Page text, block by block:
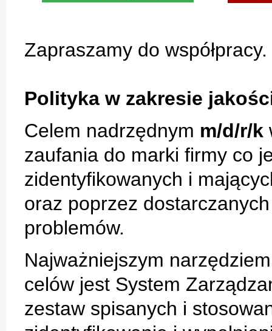
Zapraszamy do współpracy.
Polityka w zakresie
Celem nadrzędnym m/d/r/k
zaufania do marki firmy co
zidentyfikowanych i
oraz poprzez
problemów.
Najważniejszym
celów jest System
zestaw spisanych i